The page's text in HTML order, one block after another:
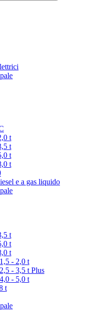
t
t
t
t
e a gas liquido
t
t
t
- 2,0 t
- 3,5 t Plus
- 5,0 t
t